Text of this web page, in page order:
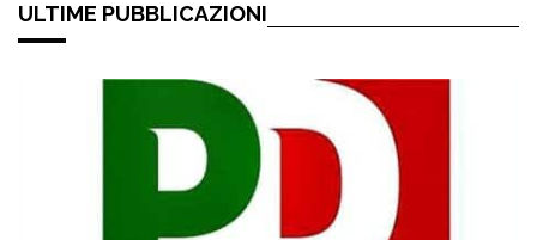
ULTIME PUBBLICAZIONI